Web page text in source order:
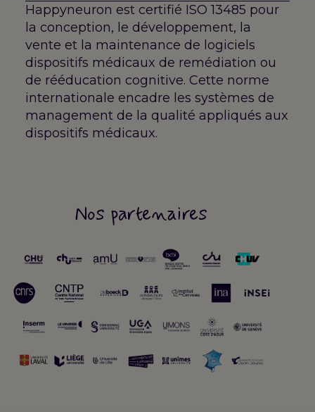
Happyneuron est certifié ISO 13485 pour
la conception, le développement, la
vente et la maintenance de logiciels
dispositifs médicaux de remédiation ou
de rééducation cognitive. Cette norme
internationale encadre les systèmes de
management de la qualité appliqués aux
dispositifs médicaux.
Nos partenaires